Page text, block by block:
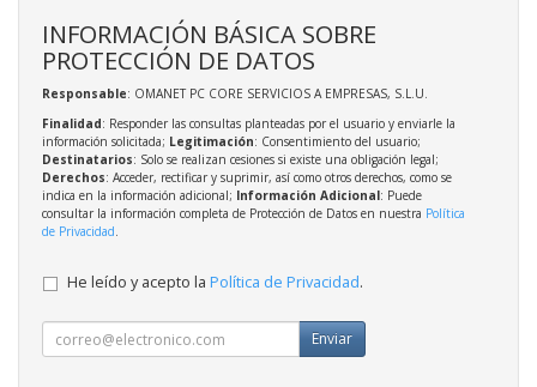
INFORMACIÓN BÁSICA SOBRE
PROTECCIÓN DE DATOS
Responsable: OMANET PC CORE SERVICIOS A EMPRESAS, S.L.U.
Finalidad: Responder las consultas planteadas por el usuario y enviarle la
información solicitada; Legitimación: Consentimiento del usuario;
Destinatarios: Solo se realizan cesiones si existe una obligación legal;
Derechos: Acceder, rectificar y suprimir, así como otros derechos, como se
indica en la información adicional; Información Adicional: Puede
consultar la información completa de Protección de Datos en nuestra Política
de Privacidad.
He leído y acepto la Política de Privacidad.
Enviar